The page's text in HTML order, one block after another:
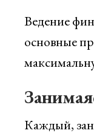
Ведение
основные
Каждый,